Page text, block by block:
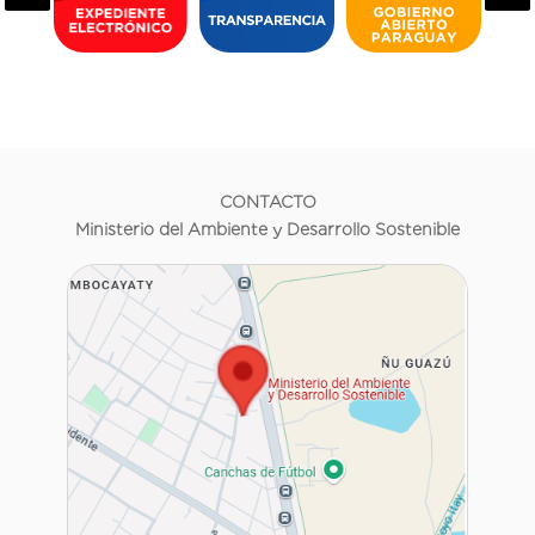
CONTACTO
Ministerio del Ambiente y Desarrollo Sostenible